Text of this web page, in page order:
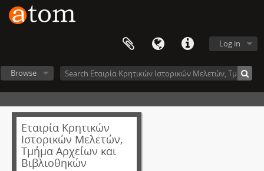
Log in
Browse
Εταιρία Κρητικών
Ιστορικών Μελετών,
Τμήμα Αρχείων και
Βιβλιοθηκών